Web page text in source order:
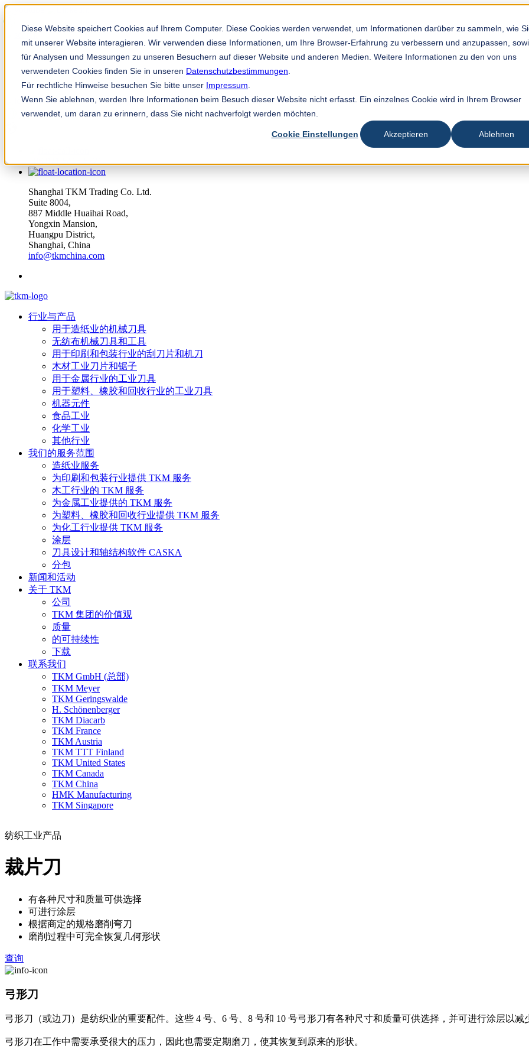
Diese Website speichert Cookies auf Ihrem Computer. Diese Cookies werden verwendet, um Informationen darüber zu sammeln, wie
mit unserer Website interagieren. Wir verwenden diese Informationen, um Ihre Browser-Erfahrung zu verbessern und anzupassen,
für Analysen und Messungen zu unseren Besuchern auf dieser Website und anderen Medien. Weitere Informationen zu den von uns
verwendeten Cookies finden Sie in unseren Datenschutzbestimmungen
Für rechtliche Hinweise besuchen Sie bitte unser Impressum
Wenn Sie ablehnen, werden Ihre Informationen beim Besuch dieser Website nicht erfasst. Ein einzelnes Cookie wird in Ihrem Browser
verwendet, um daran zu erinnern, dass Sie nicht nachverfolgt werden möchten.
Cookie Einstellungen Akzeptieren Ablehnen
TKM 应用程序
zh
Shanghai TKM Trading Co. Ltd.
Suite 8004,
887 Middle Huaihai Road,
Yongxin Mansion,
Huangpu District,
Shanghai, China
info@tkmchina.com
行业与产品
用于造纸业的机械刀具
无纺布机械刀具和工具
用于印刷和包装行业的刮刀片和机刀
木材工业刀片和锯子
用于金属行业的工业刀具
用于塑料、橡胶和回收行业的工业刀具
机器元件
食品工业
化学工业
其他行业
我们的服务范围
造纸业服务
为印刷和包装行业提供 TKM 服务
木工行业的 TKM 服务
为金属工业提供的 TKM 服务
为塑料、橡胶和回收行业提供 TKM 服务
为化工行业提供 TKM 服务
涂层
刀具设计和轴结构软件 CASKA
分包
新闻和活动
关于 TKM
公司
TKM 集团的价值观
质量
的可持续性
下载
联系我们
TKM GmbH (总部)
TKM Meyer
TKM Geringswalde
H. Schönenberger
TKM Diacarb
TKM France
TKM Austria
TKM TTT Finland
TKM United States
TKM Canada
TKM China
HMK Manufacturing
TKM Singapore
纺织工业产品
裁片刀
有各种尺寸和质量可供选择
可进行涂层
根据商定的规格磨削弯刀
磨削过程中可完全恢复几何形状
查询
弓形刀
弓形刀（或边刀）是纺织业的重要配件。这些 4 号、6 号、8 号和 10 号弓形刀有各种尺寸和质量可供选择，并可进行涂层以减
弓形刀在工作中需要承受很大的压力，因此也需要定期磨刀，使其恢复到原来的形状。